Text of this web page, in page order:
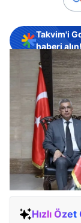
Takvim'i
haberi alın!
Hızlı